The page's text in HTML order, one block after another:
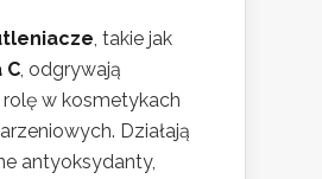
, takie jak
C , odgrywają
w kosmetykach
Działają
antyoksydanty,